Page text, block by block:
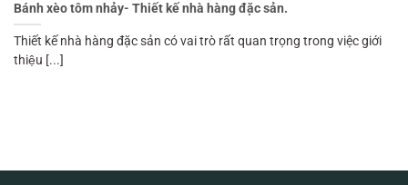
Bánh xèo tôm nhảy- Thiết kế nhà hàng đặc sản.
Thiết kế nhà hàng đặc sản có vai trò rất quan trọng trong việc giới
thiệu [...]